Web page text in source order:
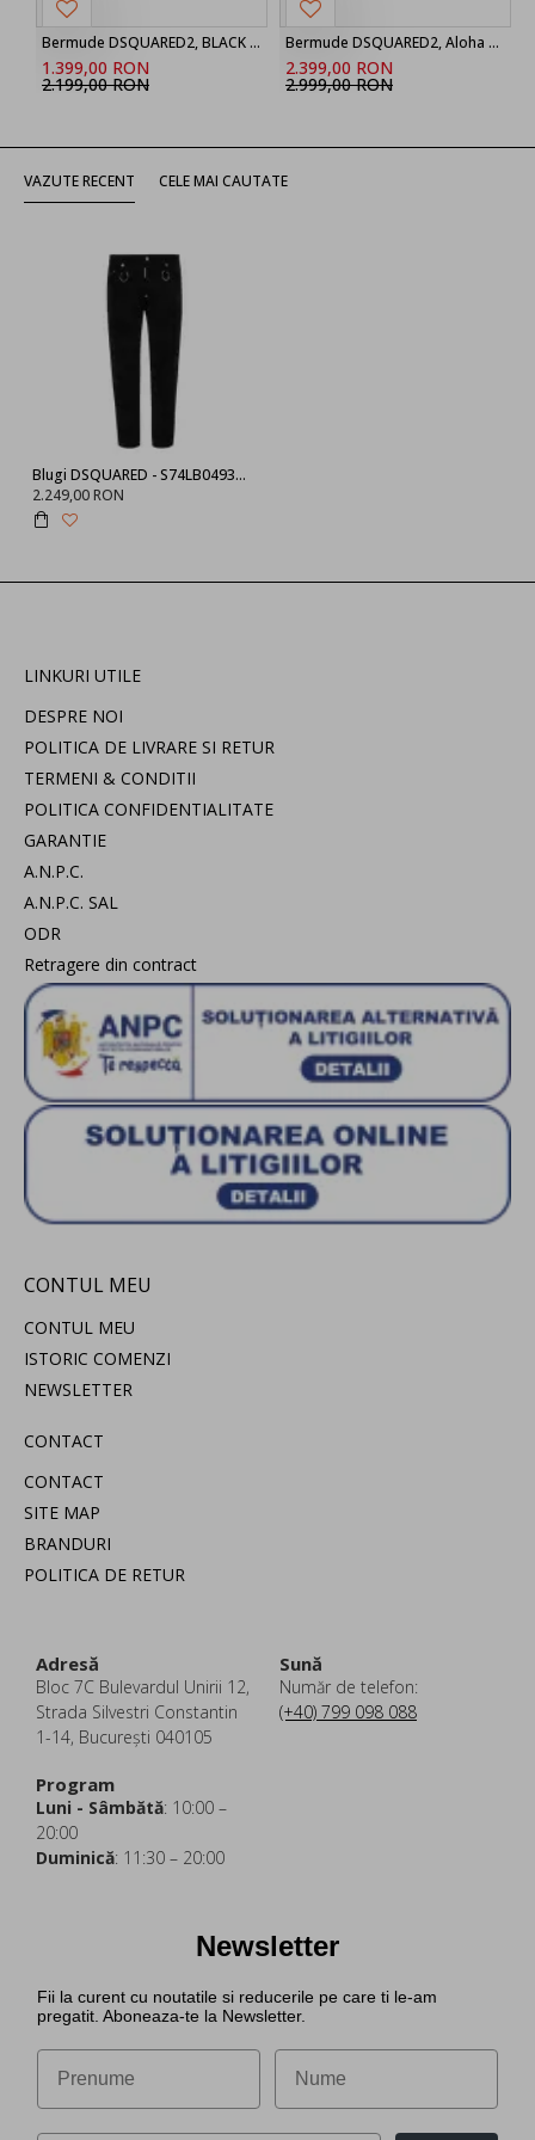
Bermude DSQUARED2, BLACK ‘Marine’ denim shorts
1.399,00 RON
2.199,00 RON
Bermude DSQUARED2, Aloha Souvenir Boxer Shorts
2.399,00 RON
2.999,00 RON
VAZUTE RECENT CELE MAI CAUTATE
Blugi DSQUARED - S74LB0493900
2.249,00 RON
LINKURI UTILE
DESPRE NOI
POLITICA DE LIVRARE SI RETUR
TERMENI & CONDITII
POLITICA CONFIDENTIALITATE
GARANTIE
A.N.P.C.
A.N.P.C. SAL
ODR
Retragere din contract
CONTUL MEU
CONTUL MEU
ISTORIC COMENZI
NEWSLETTER
CONTACT
CONTACT
SITE MAP
BRANDURI
POLITICA DE RETUR
Adresă
Bloc 7C Bulevardul Unirii 12,
Strada Silvestri Constantin
1-14, București 040105
Sună
Număr de telefon:
(+40) 799 098 088
Program
Luni - Sâmbătă: 10:00 –
20:00
Duminică: 11:30 – 20:00
Newsletter
Fii la curent cu noutatile si reducerile pe care ti le-am
pregatit. Aboneaza-te la Newsletter.